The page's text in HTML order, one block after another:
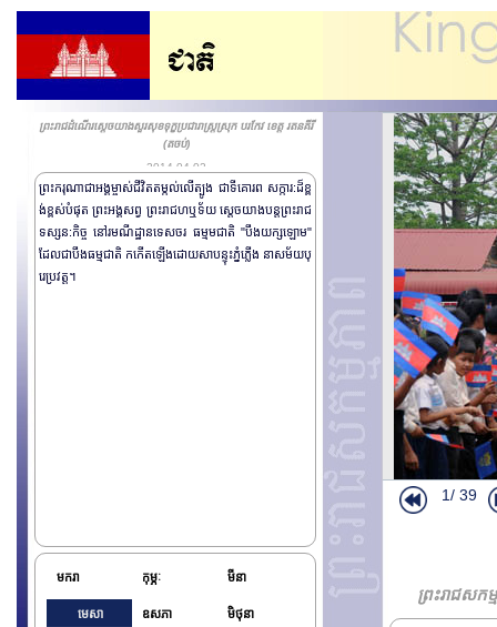
ព្រះរាជដំណើរសេ្តចយាងសួរសុខទុក្ខប្រជារាស្រ្តស្រុក បរកែវ ខេត្ត រតនគីរី
(តចប់)
2014-04-02
ព្រះករុណាជាអង្គម្ចាស់ជីវិតតម្កល់លើត្បូង ជាទីគោរព សក្ការ:ដ៏ខ្ព
ង់ខ្ពស់បំផុត ព្រះអង្គសព្វ ព្រះរាជហឬទ័យ សេ្តចយាងបន្តព្រះរាជ
ទស្សន:កិច្ច នៅរមណីដ្ឋានទេសចរ ធម្មមជាតិ "បឹងយក្សឡោម"
ដែលជាបឹងធម្មជាតិ កកើតឡើងដោយសាបន្ទុះភ្នំភ្លើង នាសម័យបុ
រេប្រវត្ត។
មករា កុម្ភៈ មីនា
មេសា ឧសភា មិថុនា
1/ 39
ព្រះរាជសក
ព្រះរាជដំណើរ
ព្រះរាជពិធីថ្វ
ទស្សនីយ៍ភាពសិ
ឯកអគ្គរដ្ឋទូត
ឯកអគ្គរដ្ឋទូត
ព្រះរាជពិធីថ្វា
ព្រះរាជពិធីស្រ
ព្រះរាជពិធីទ
ឯកអគ្គរដ្ឋទូ
ឯកអគ្គរដ្ឋទូត
ព្រះរាជពិធីឧ
លោក Michel